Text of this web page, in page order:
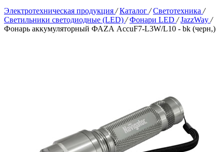
Электротехническая продукция / Каталог / Светотехника /
Светильники светодиодные (LED) / Фонари LED / JazzWay /
Фонарь аккумуляторный ФАZА AccuF7-L3W/L10 - bk (черн,)